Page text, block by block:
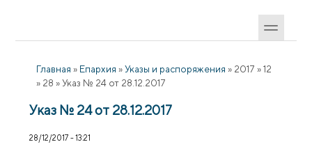
Главная » Епархия » Указы и распоряжения » 2017 » 12
» 28 » Указ № 24 от 28.12.2017
Указ № 24 от 28.12.2017
28/12/2017 - 13:21